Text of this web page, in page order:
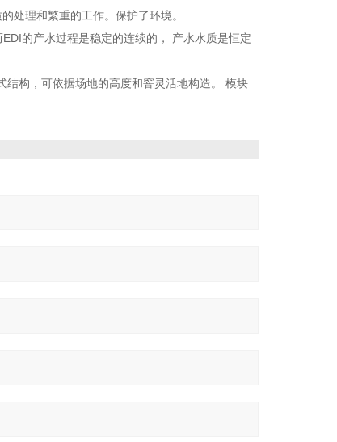
处理和繁重的工作。保护了环境。
的产水过程是稳定的连续的， 产水水质是恒定
构，可依据场地的高度和窨灵活地构造。 模块